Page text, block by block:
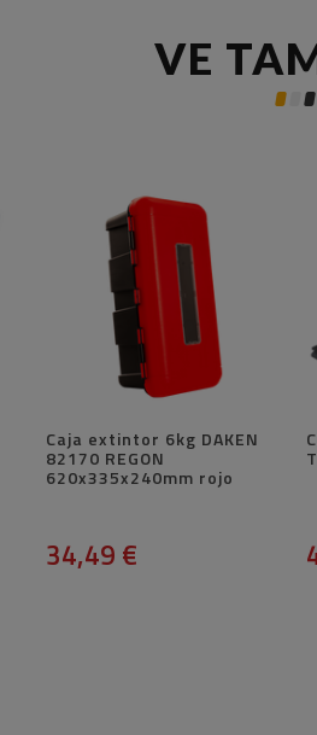
VE
Caja extintor 6kg DAKEN
82170 REGON
620x335x240mm rojo
34,49 €